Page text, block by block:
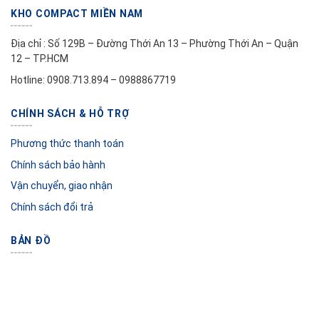
KHO COMPACT MIỀN NAM
Địa chỉ : Số 129B – Đường Thới An 13 – Phường Thới An – Quận
12 – TP.HCM
Hotline: 0908.713.894 – 0988867719
CHÍNH SÁCH & HỖ TRỢ
Phương thức thanh toán
Chính sách bảo hành
Vận chuyển, giao nhận
Chính sách đổi trả
BẢN ĐỒ